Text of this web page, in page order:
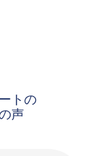
トの
声